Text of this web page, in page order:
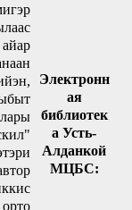
Электронн
ая
библиотек
а Усть-
Алданкой
МЦБС: